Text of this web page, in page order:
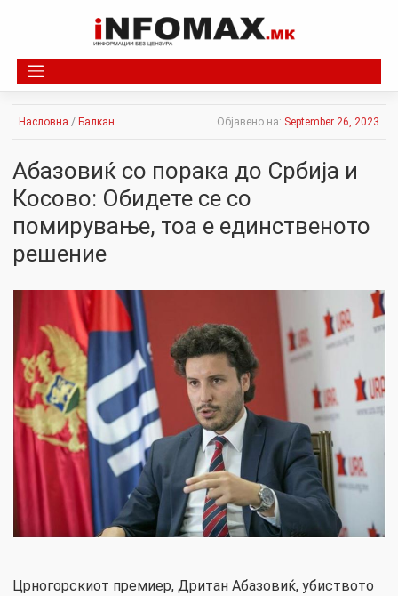
Насловна / Балкан Објавено на: September 26, 2023
Абазовиќ со порака до Србија и
Косово: Обидете се со
помирување, тоа е единственото
решение
Црногорскиот премиер, Дритан Абазовиќ, убиството